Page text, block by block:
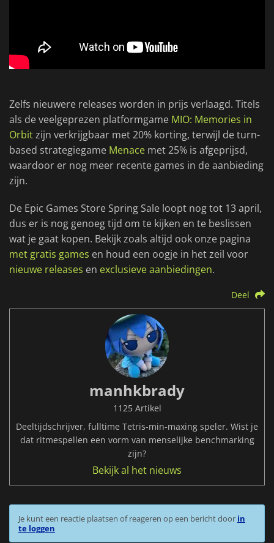
Zelfs nieuwere releases worden in prijs verlaagd. Titels
als de veelgeprezen platformgame MIO: Memories in
Orbitzijn verkrijgbaar met 20% korting, terwijl de turn-
based strategiegame Menace met 25% is afgeprijsd,
waardoor er nog meer recente games in de aanbieding
zijn.
De Epic Games Store Spring Sale loopt nog tot 13 april,
dus er is nog genoeg tijd om te kijken en te beslissen
wat je gaat kopen. Bekijk zoals altijd ook onze pagina
met gratis games en houd een oogje in het zeil voor
nieuwe releases en exclusieve aanbiedingen.
Deel
manhkbrady
1125 Artikel
Deeltijdschrijver, fulltime Tetris-min-maxing speler. Wist je
dat ritmespellen een vorm van menselijke benchmarking
zijn?
Bekijk al het nieuws
Je kunt een reactie plaatsen of reageren op een bericht door in
te loggen